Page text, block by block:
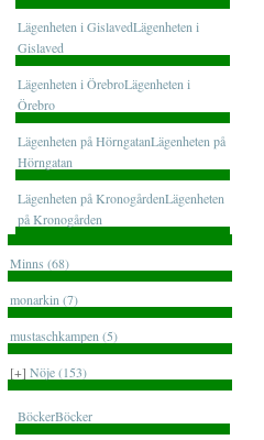
Lägenheten i GislavedLägenheten i
Gislaved
Lägenheten i ÖrebroLägenheten i
Örebro
Lägenheten på HörngatanLägenheten på
Hörngatan
Lägenheten på KronogårdenLägenheten
på Kronogården
Minns (68)
monarkin (7)
mustaschkampen (5)
[+] Nöje (153)
BöckerBöcker